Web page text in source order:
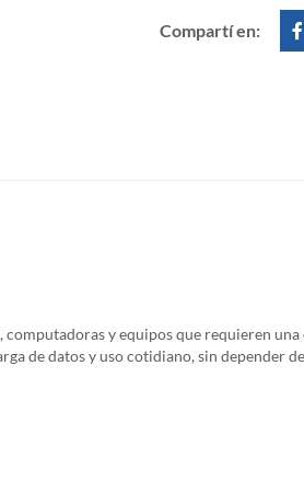
Compartí en:
y equipos que requieren
de datos y uso cotidiano, sin depender